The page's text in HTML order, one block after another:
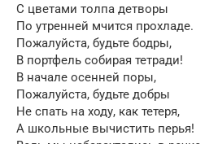
С цветами толпа детворы
По утренней мчится прохладе.
Пожалуйста, будьте бодры,
В портфель собирая тетради!
В начале осенней поры,
Пожалуйста, будьте добры
Не спать на ходу, как тетеря,
А школьные вычистить перья!